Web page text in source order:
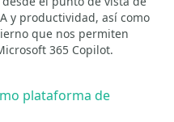
y productividad, así como
que nos permiten
365 Copilot.
plataforma de